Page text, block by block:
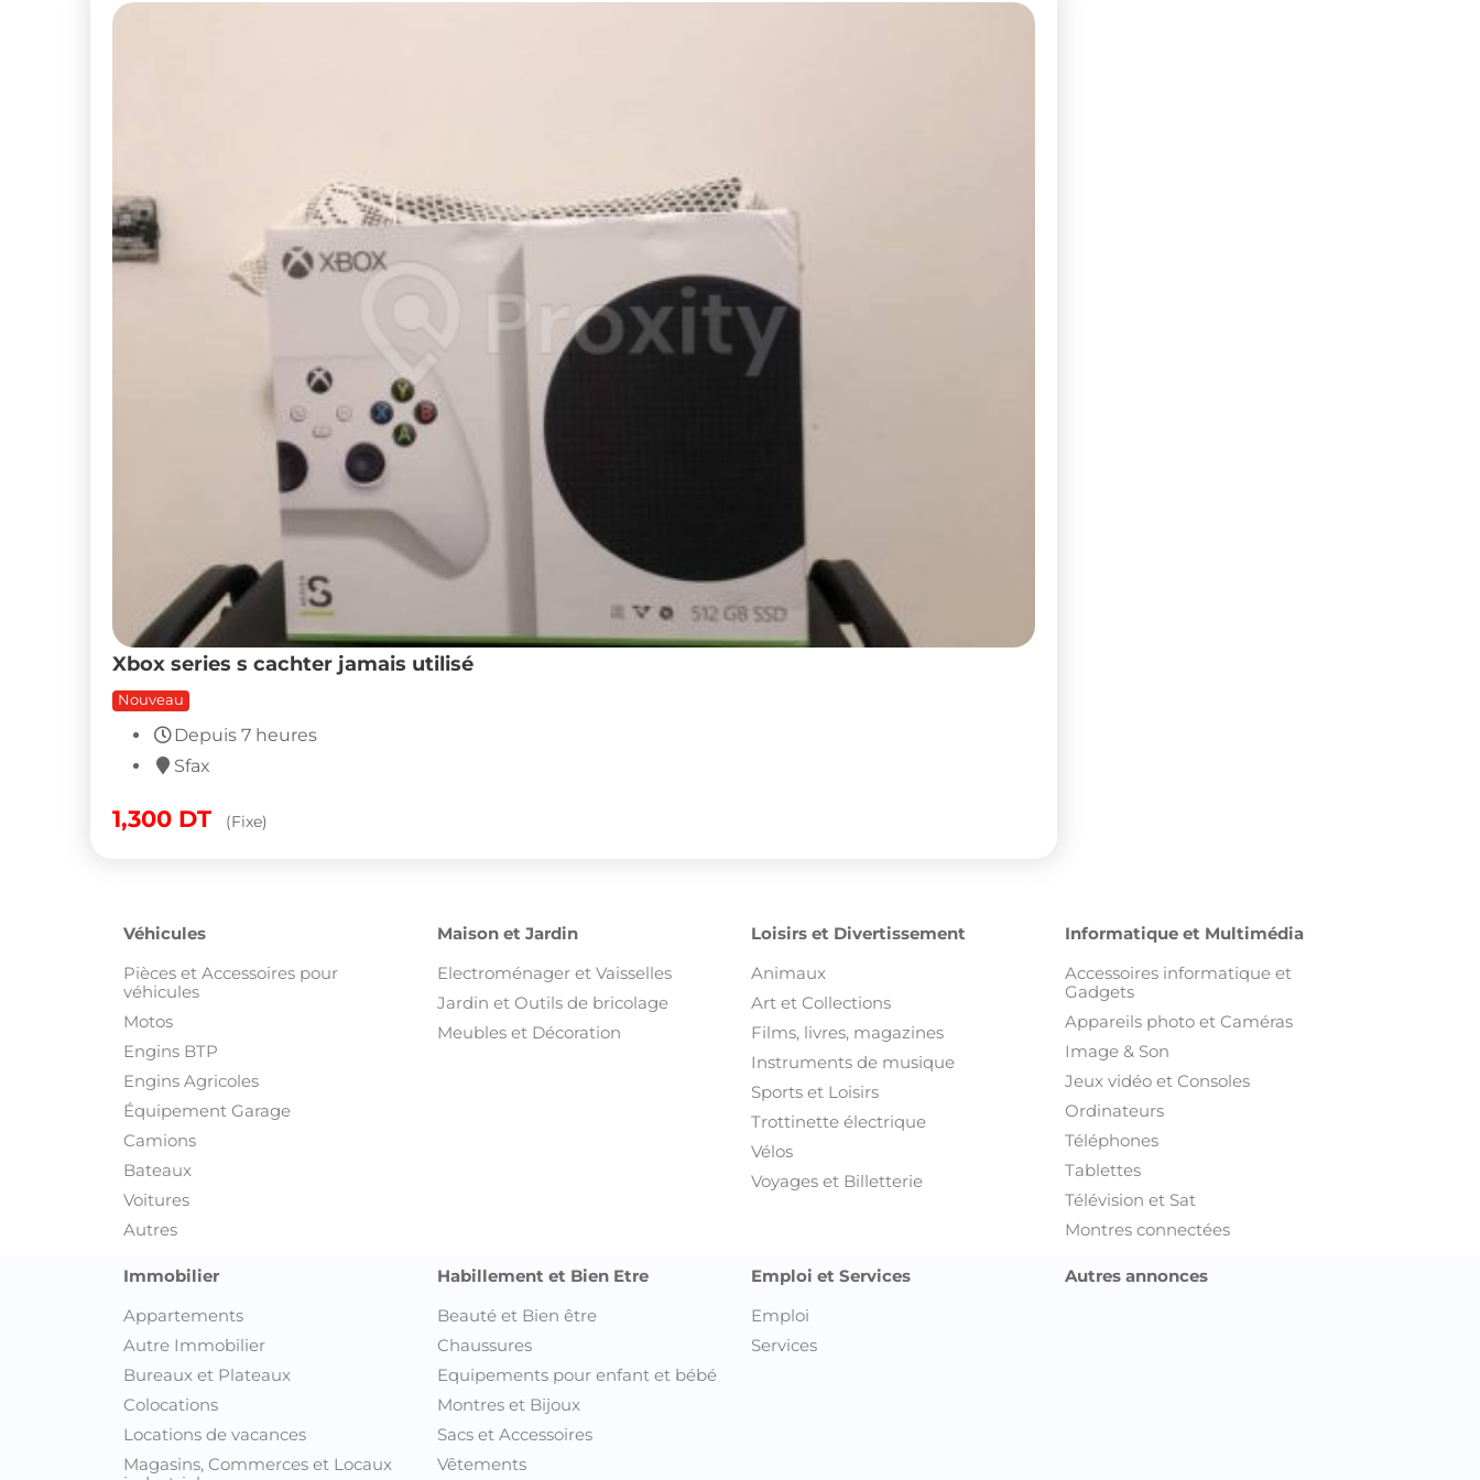
Xbox series s cachter jamais utilisé
Nouveau
Depuis 7 heures
Sfax
1,300 DT (Fixe)
Véhicules
Pièces et Accessoires pour
véhicules
Motos
Engins BTP
Engins Agricoles
Équipement Garage
Camions
Bateaux
Voitures
Autres
Maison et Jardin
Electroménager et Vaisselles
Jardin et Outils de bricolage
Meubles et Décoration
Loisirs et Divertissement
Animaux
Art et Collections
Films, livres, magazines
Instruments de musique
Sports et Loisirs
Trottinette électrique
Vélos
Voyages et Billetterie
Informatique et Multimédia
Accessoires informatique et
Gadgets
Appareils photo et Caméras
Image & Son
Jeux vidéo et Consoles
Ordinateurs
Téléphones
Tablettes
Télévision et Sat
Montres connectées
Immobilier
Appartements
Autre Immobilier
Bureaux et Plateaux
Colocations
Locations de vacances
Magasins, Commerces et Locaux
Habillement et Bien Etre
Beauté et Bien être
Chaussures
Equipements pour enfant et bébé
Montres et Bijoux
Sacs et Accessoires
Vêtements
Emploi et Services
Emploi
Services
Autres annonces